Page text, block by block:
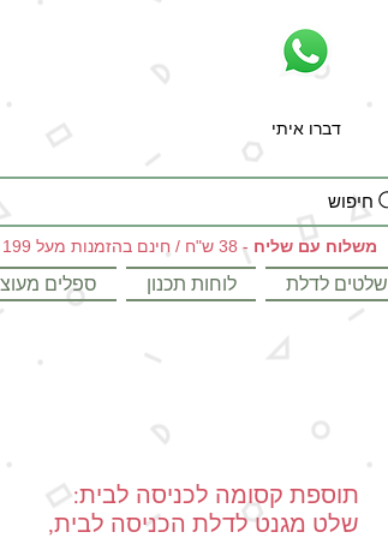
דברו איתי
חיפוש
משלוח עם שליח - 38 ש"ח / חינם בהזמנות מעל 199 ש"ח
שלטים לדלת לוחות תכנון ספלים
תוספת קסומה לכניסה לבית:
שלט מגנט לדלת הכניסה לבית,